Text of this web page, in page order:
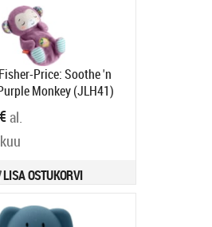
Price: Soothe 'n
Monkey (JLH41)
Tarneaeg 6-9 tp
al.
LISA OSTUKORVI